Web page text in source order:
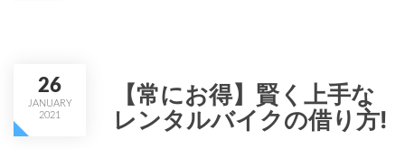
26
JANUARY
2021
【常にお得】賢く上手な
レンタルバイクの借り方!